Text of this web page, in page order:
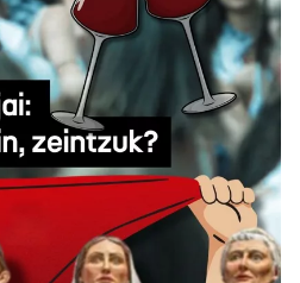
gain, zeintzuk?